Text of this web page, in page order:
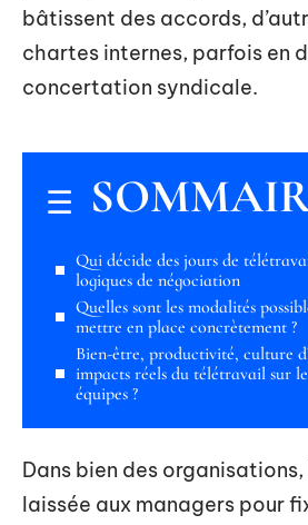
bâtissent des accords,
chartes internes, parfois en
concertation syndicale.
Qui décide des jours de
logiques de négociation
Quelles sont les modalités
mettre en place concrètement ?
Bien-être, productivité, culture
impacts réels du télétravail sur
équipes ?
Dans bien des
laissée aux managers pour